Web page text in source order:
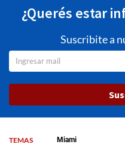
¿Querés estar
Suscribite a
TEMAS Miami